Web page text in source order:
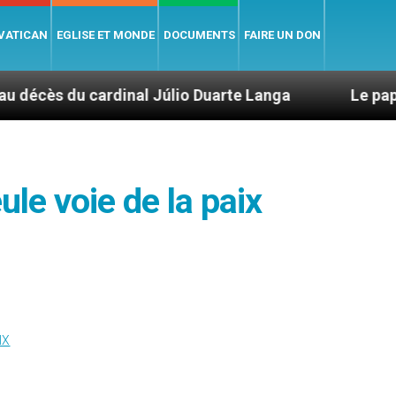
EGLISE ET MONDE DOCUMENTS FAIRE UN DON
Júlio Duarte Langa Le pape Léon XIV
voie de la paix